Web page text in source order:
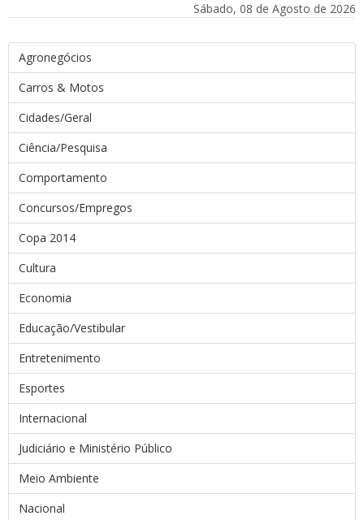
Sábado, 08 de Agosto de 2026
Agronegócios
Carros & Motos
Cidades/Geral
Ciência/Pesquisa
Comportamento
Concursos/Empregos
Copa 2014
Cultura
Economia
Educação/Vestibular
Entretenimento
Esportes
Internacional
Judiciário e Ministério Público
Meio Ambiente
Nacional